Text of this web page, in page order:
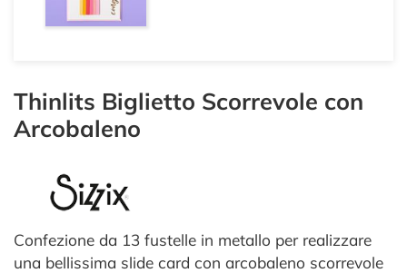
Thinlits Biglietto Scorrevole con
Arcobaleno
Confezione da 13 fustelle in metallo per realizzare
una bellissima slide card con arcobaleno scorrevole